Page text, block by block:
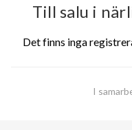
Till salu i
Det finns inga
I